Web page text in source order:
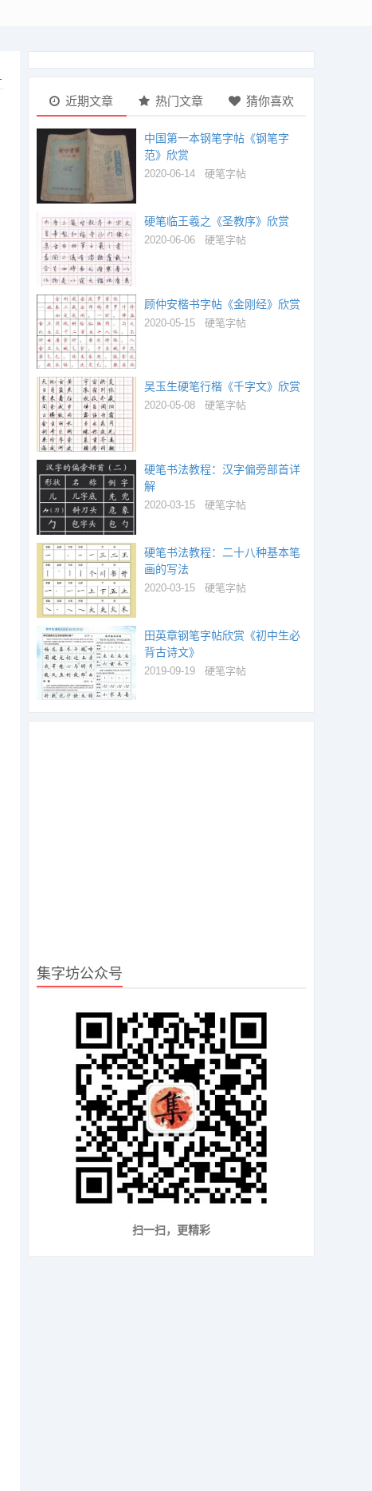
近期文章 热门文章 猜你喜欢
中国第一本钢笔字帖《钢笔字
范》欣赏
2020-06-14 硬笔字帖
硬笔临王羲之《圣教序》欣赏
2020-06-06 硬笔字帖
顾仲安楷书字帖《金刚经》欣赏
2020-05-15 硬笔字帖
吴玉生硬笔行楷《千字文》欣赏
2020-05-08 硬笔字帖
硬笔书法教程：汉字偏旁部首详
解
2020-03-15 硬笔字帖
硬笔书法教程：二十八种基本笔
画的写法
2020-03-15 硬笔字帖
田英章钢笔字帖欣赏《初中生必
背古诗文》
2019-09-19 硬笔字帖
集字坊公众号
扫一扫，更精彩